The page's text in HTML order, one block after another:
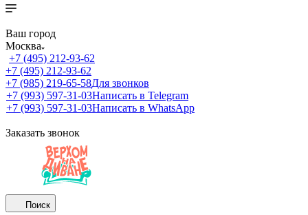
Ваш город
Москва
+7 (495) 212-93-62
+7 (495) 212-93-62
+7 (985) 219-65-58Для звонков
+7 (993) 597-31-03Написать в Telegram
+7 (993) 597-31-03Написать в WhatsApp
Заказать звонок
Поиск